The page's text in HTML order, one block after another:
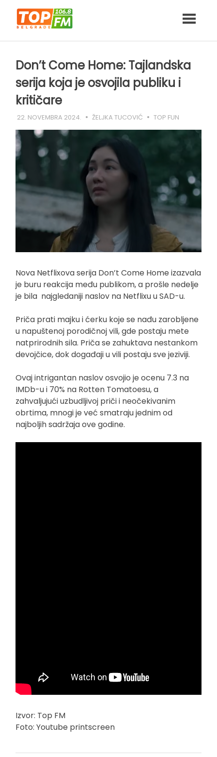
content
Don’t Come Home: Tajlandska
serija koja je osvojila publiku i
kritičare
22. NOVEMBRA 2024. ŽELJKA TUCOVIĆ TOP FUN
Nova Netflixova serija Don’t Come Home izazvala
je buru reakcija među publikom, a prošle nedelje
je bila najgledaniji naslov na Netflixu u SAD-u.
Priča prati majku i ćerku koje se nađu zarobljene
u napuštenoj porodičnoj vili, gde postaju mete
natprirodnih sila. Priča se zahuktava nestankom
devojčice, dok događaji u vili postaju sve jeziviji.
Ovaj intrigantan naslov osvojio je ocenu 7.3 na
IMDb-u i 70% na Rotten Tomatoesu, a
zahvaljujući uzbudljivoj priči i neočekivanim
obrtima, mnogi je već smatraju jednim od
najboljih sadržaja ove godine.
Izvor: Top FM
Foto: Youtube printscreen